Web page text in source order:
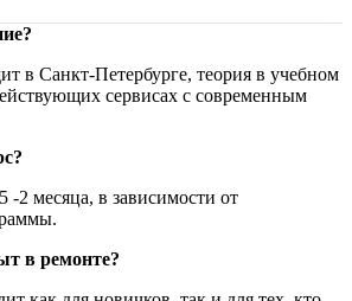
в Санкт-Петербурге, теория в учебном
сервисах с современным
-2 месяца, в зависимости от
в ремонте?